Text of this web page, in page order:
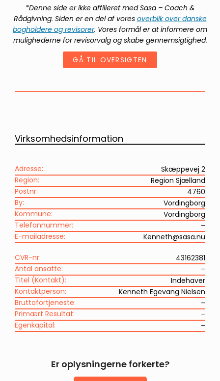
*Denne side er ikke affilieret medSasa – Coach &
Rådgivning. Siden er en del af vores overblik over danske
bogholdere og revisorer. Vores formål er at informere om
mulighederne for revisorvalg og skabe gennemsigtighed.
GÅ TIL OVERSIGTEN
Virksomhedsinformation
Adresse:
Skæppevej 2
Region:
Region Sjælland
Postnr:
4760
By:
Vordingborg
Kommune:
Vordingborg
Telefonnummer:
–
E-mailadresse:
Kenneth@sasa.nu
CVR-nr:
43162381
Antal ansatte:
–
Titel (Kontakt):
Indehaver
Kontaktperson:
Kenneth Egevang Nielsen
Bruttofortjeneste:
–
Primært Resultat:
–
Egenkapital:
–
Er oplysningerne forkerte?